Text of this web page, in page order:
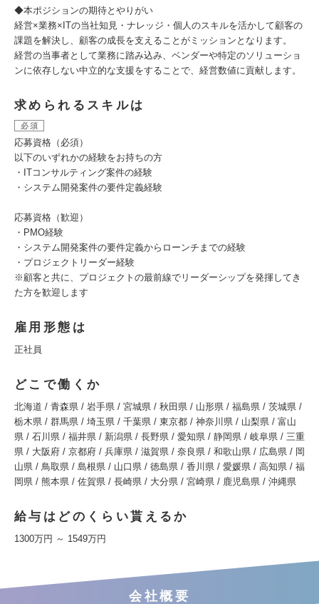
◆本ポジションの期待とやりがい
経営×業務×ITの当社知見・ナレッジ・個人のスキルを活かして顧客の
課題を解決し、顧客の成長を支えることがミッションとなります。
経営の当事者として業務に踏み込み、ベンダーや特定のソリューショ
ンに依存しない中立的な支援をすることで、経営数値に貢献します。
求められるスキルは
必須
応募資格（必須）
以下のいずれかの経験をお持ちの方
・ITコンサルティング案件の経験
・システム開発案件の要件定義経験
応募資格（歓迎）
・PMO経験
・システム開発案件の要件定義からローンチまでの経験
・プロジェクトリーダー経験
※顧客と共に、プロジェクトの最前線でリーダーシップを発揮してき
た方を歓迎します
雇用形態は
正社員
どこで働くか
北海道 / 青森県 / 岩手県 / 宮城県 / 秋田県 / 山形県 / 福島県 / 茨城県 /
栃木県 / 群馬県 / 埼玉県 / 千葉県 / 東京都 / 神奈川県 / 山梨県 / 富山
県 / 石川県 / 福井県 / 新潟県 / 長野県 / 愛知県 / 静岡県 / 岐阜県 / 三重
県 / 大阪府 / 京都府 / 兵庫県 / 滋賀県 / 奈良県 / 和歌山県 / 広島県 / 岡
山県 / 鳥取県 / 島根県 / 山口県 / 徳島県 / 香川県 / 愛媛県 / 高知県 / 福
岡県 / 熊本県 / 佐賀県 / 長崎県 / 大分県 / 宮崎県 / 鹿児島県 / 沖縄県
給与はどのくらい貰えるか
1300万円 ～ 1549万円
会社概要